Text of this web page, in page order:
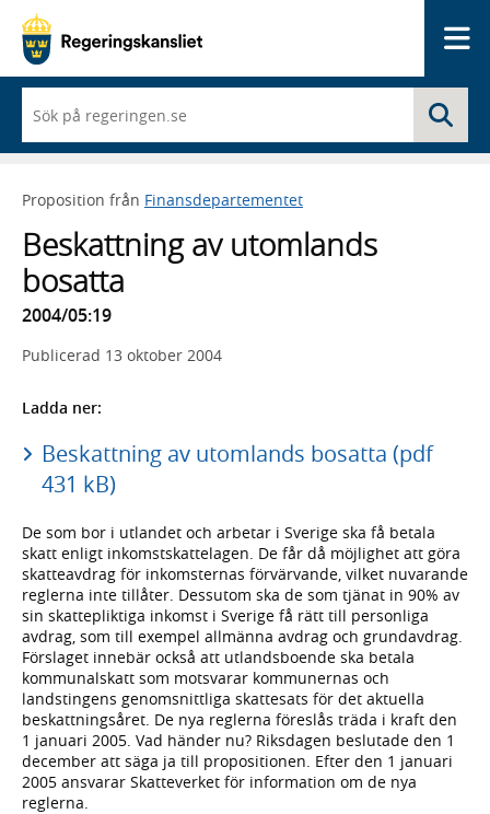
du
börjar
skriva
framträder
lista
med
sökförslag
Proposition från Finansdepartementet
Beskattning av utomlands
bosatta
2004/05:19
Publicerad 13 oktober 2004
Ladda ner:
Beskattning av utomlands bosatta (pdf
431 kB)
De som bor i utlandet och arbetar i Sverige ska få betala
skatt enligt inkomstskattelagen. De får då möjlighet att göra
skatteavdrag för inkomsternas förvärvande, vilket nuvarande
reglerna inte tillåter. Dessutom ska de som tjänat in 90% av
sin skattepliktiga inkomst i Sverige få rätt till personliga
avdrag, som till exempel allmänna avdrag och grundavdrag.
Förslaget innebär också att utlandsboende ska betala
kommunalskatt som motsvarar kommunernas och
landstingens genomsnittliga skattesats för det aktuella
beskattningsåret. De nya reglerna föreslås träda i kraft den
1 januari 2005. Vad händer nu? Riksdagen beslutade den 1
december att säga ja till propositionen. Efter den 1 januari
2005 ansvarar Skatteverket för information om de nya
reglerna.